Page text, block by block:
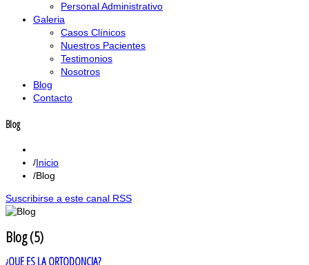
Personal Administrativo
Galeria
Casos Clínicos
Nuestros Pacientes
Testimonios
Nosotros
Blog
Contacto
Blog
Inicio
Blog
Suscribirse a este canal RSS
Blog (5)
¿QUE ES LA ORTODONCIA?